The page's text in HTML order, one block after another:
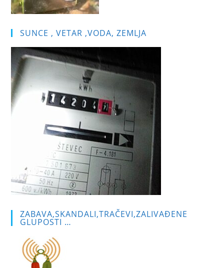
SUNCE , VETAR ,VODA, ZEMLJA
ZABAVA,SKANDALI,TRAČEVI,ZALIVAĐENE
GLUPOSTI …